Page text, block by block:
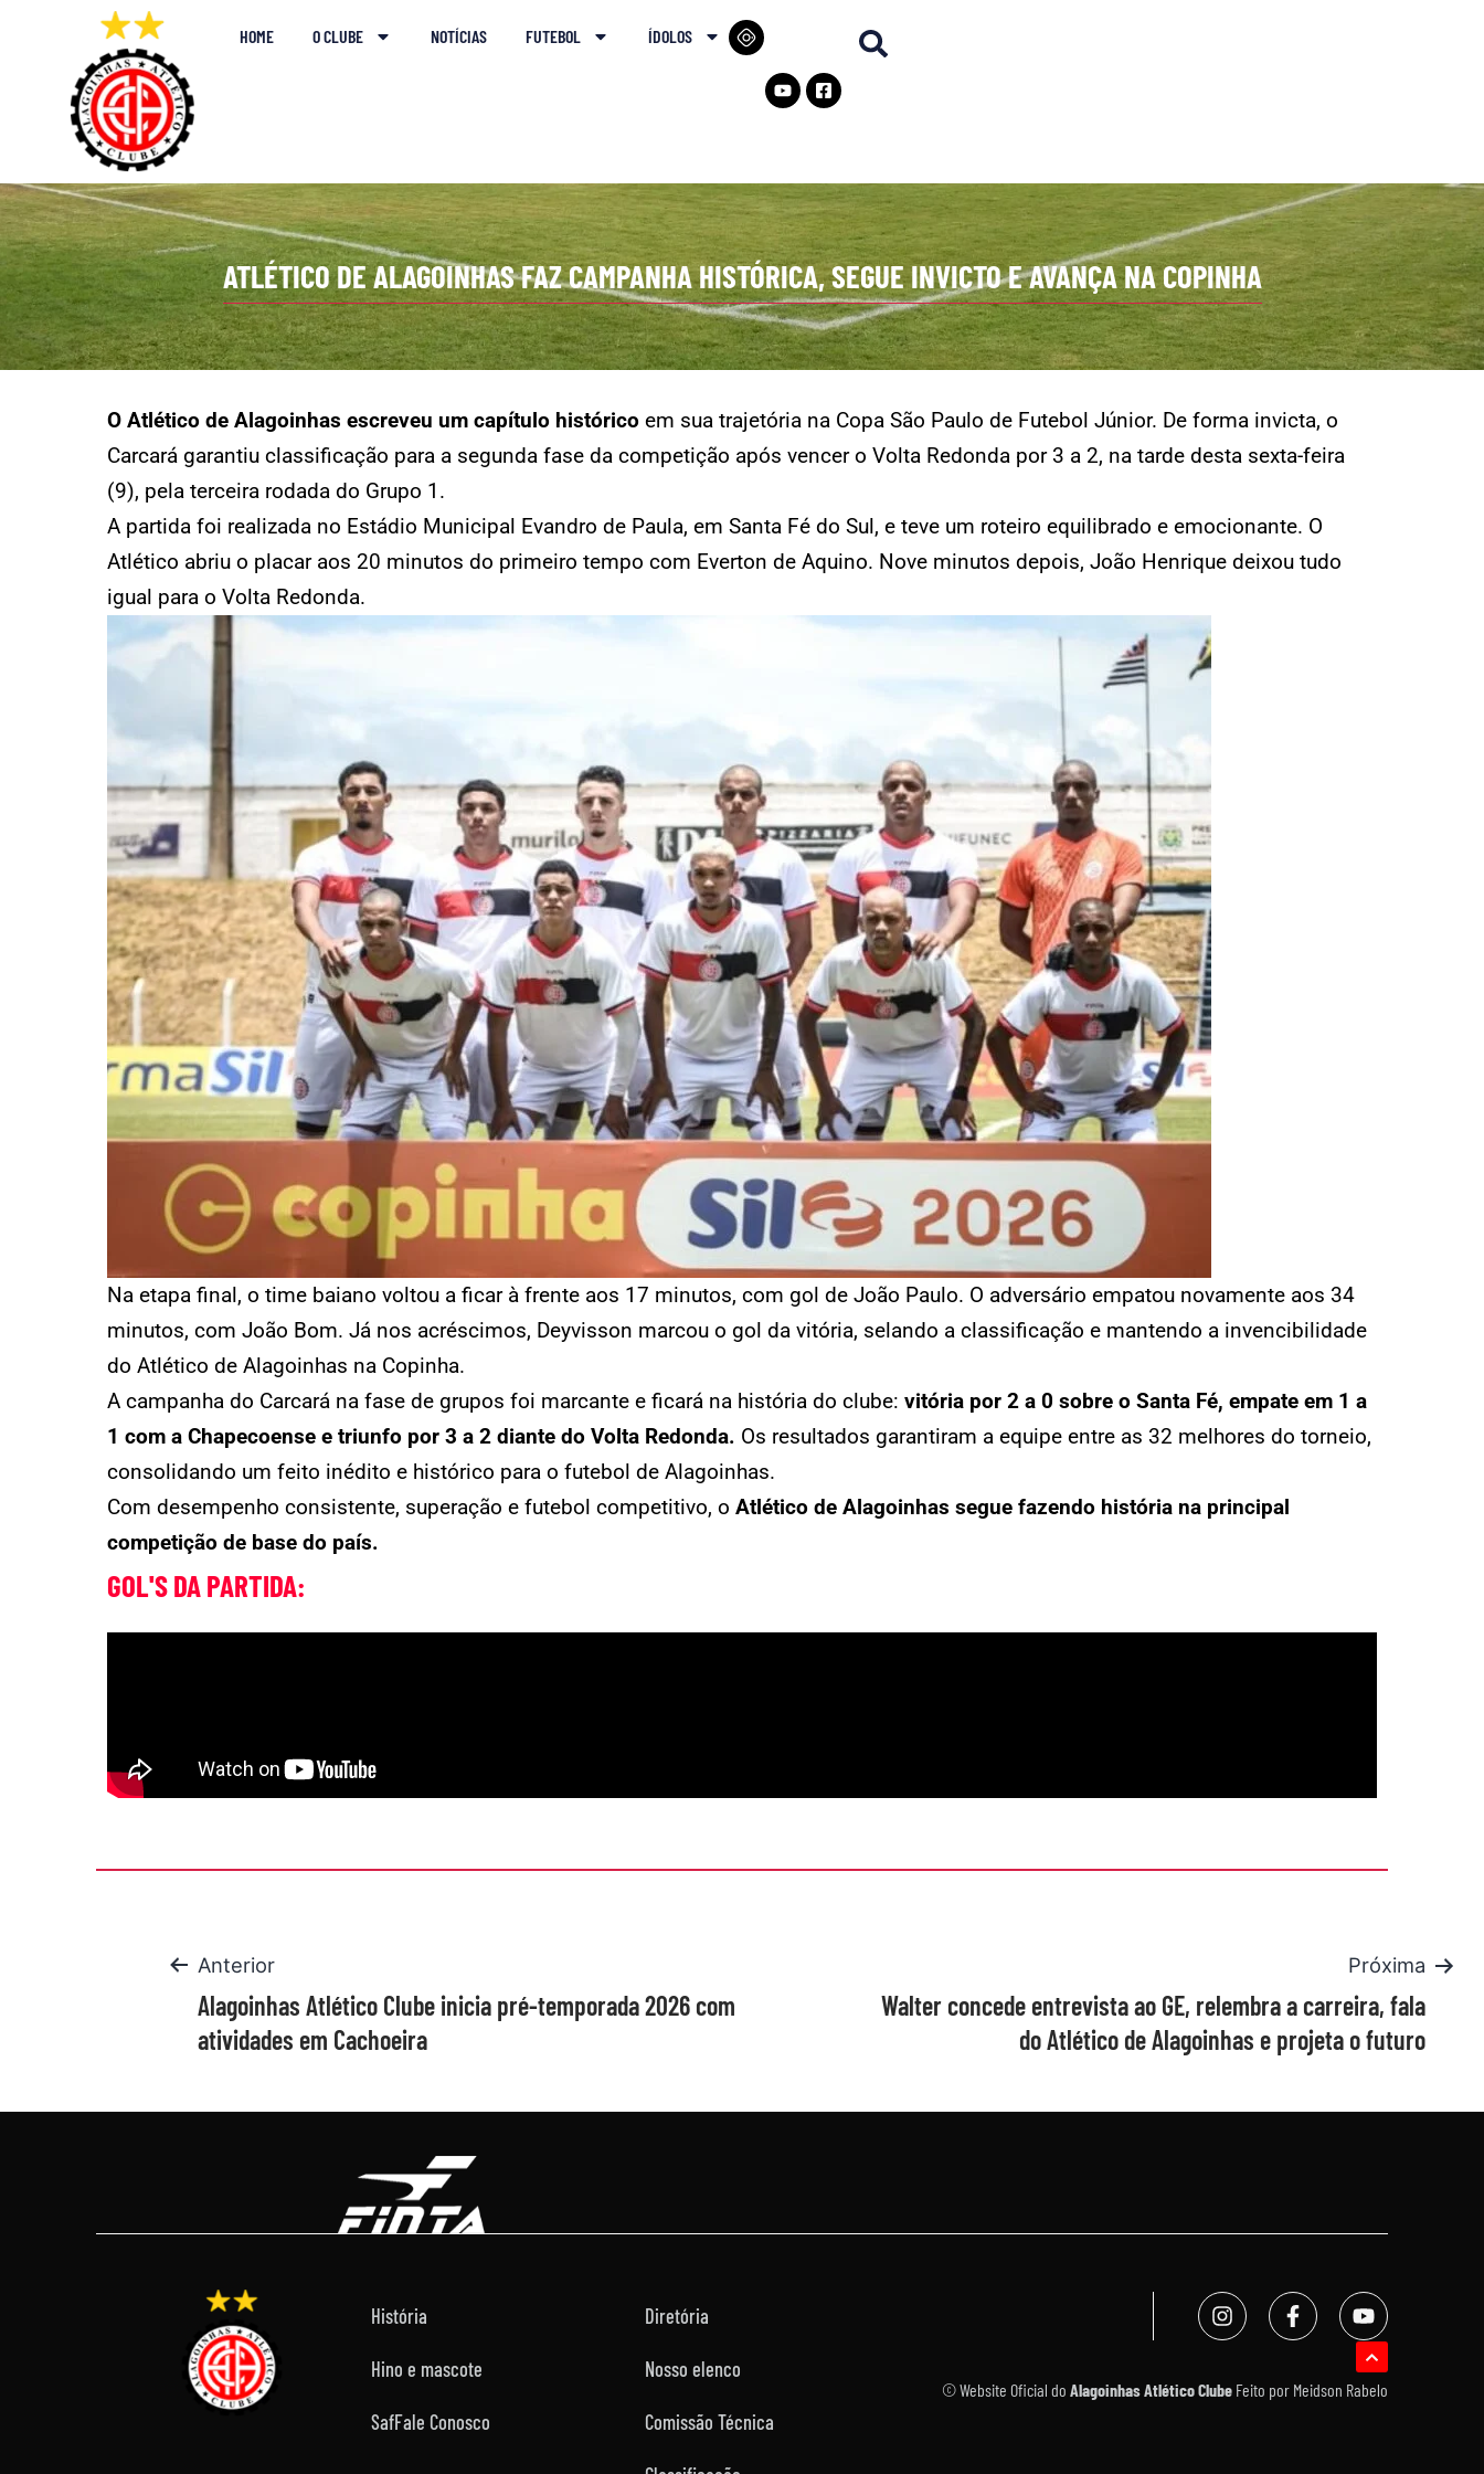
HOME O CLUBE NOTÍCIAS FUTEBOL ÍDOLOS
ATLÉTICO DE ALAGOINHAS FAZ CAMPANHA HISTÓRICA, SEGUE INVICTO E AVANÇA NA COPINHA
O Atlético de Alagoinhas escreveu um capítulo histórico em sua trajetória na Copa São Paulo de Futebol Júnior. De forma invicta, o
Carcará garantiu classificação para a segunda fase da competição após vencer o Volta Redonda por 3 a 2, na tarde desta sexta-feira
(9), pela terceira rodada do Grupo 1.
A partida foi realizada no Estádio Municipal Evandro de Paula, em Santa Fé do Sul, e teve um roteiro equilibrado e emocionante. O
Atlético abriu o placar aos 20 minutos do primeiro tempo com Everton de Aquino. Nove minutos depois, João Henrique deixou tudo
igual para o Volta Redonda.
Na etapa final, o time baiano voltou a ficar à frente aos 17 minutos, com gol de João Paulo. O adversário empatou novamente aos 34
minutos, com João Bom. Já nos acréscimos, Deyvisson marcou o gol da vitória, selando a classificação e mantendo a invencibilidade
do Atlético de Alagoinhas na Copinha.
A campanha do Carcará na fase de grupos foi marcante e ficará na história do clube: vitória por 2 a 0 sobre o Santa Fé, empate em 1 a
1 com a Chapecoense e triunfo por 3 a 2 diante do Volta Redonda. Os resultados garantiram a equipe entre as 32 melhores do torneio,
consolidando um feito inédito e histórico para o futebol de Alagoinhas.
Com desempenho consistente, superação e futebol competitivo, o Atlético de Alagoinhas segue fazendo história na principal
competição de base do país.
GOL'S DA PARTIDA:
Anterior
Alagoinhas Atlético Clube inicia pré-temporada 2026 com
atividades em Cachoeira
Próxima
Walter concede entrevista ao GE, relembra a carreira, fala
do Atlético de Alagoinhas e projeta o futuro
História
Hino e mascote
SafFale Conosco
Diretória
Nosso elenco
Comissão Técnica
© Website Oficial do Alagoinhas Atlético Clube Feito por Meidson Rabelo